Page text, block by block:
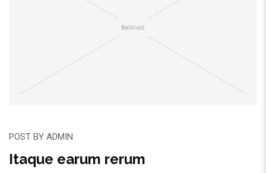
POST BY ADMIN
Itaque earum rerum